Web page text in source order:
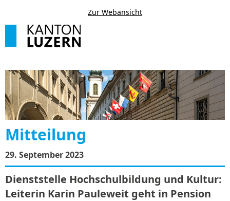
Zur Webansicht
Mitteilung
29. September 2023
Dienststelle Hochschulbildung und Kultur:
Leiterin Karin Pauleweit geht in Pension